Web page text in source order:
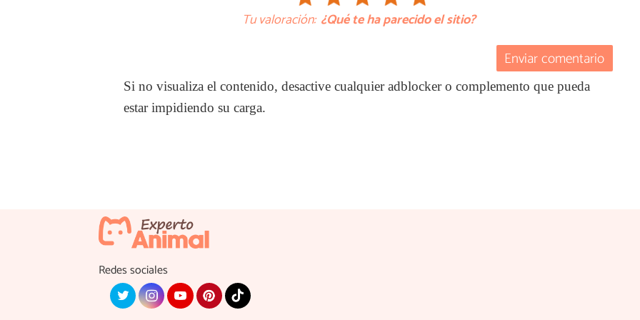
Tu valoración: ¿Qué te ha parecido el sitio?
Enviar comentario
Si no visualiza el contenido, desactive cualquier adblocker o complemento que pueda
estar impidiendo su carga.
Redes sociales